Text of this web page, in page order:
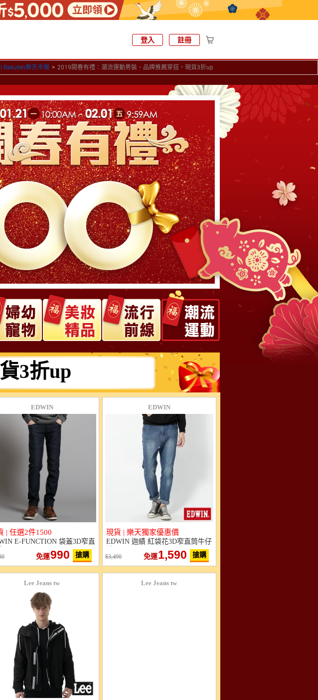
登入 註冊
Rakuten樂天市場 > 2019開春有禮：潮流運動男裝、品牌推薦穿搭，現貨3折up
3折up
EDWIN
| 任選2件1500
E-FUNCTION 袋蓋3D窄直
免運990 搶購
EDWIN
現貨 | 樂天獨家優惠價
EDWIN 迦績 紅袋花3D窄直筒牛仔
3,490 免運1,590 搶購
Lee Jeans tw Lee Jeans tw